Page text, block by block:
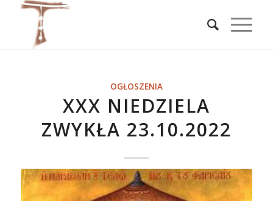
OGŁOSZENIA
XXX NIEDZIELA
ZWYKŁA 23.10.2022